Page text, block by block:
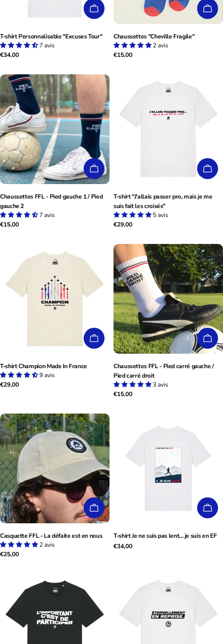
CHOISISSEZ LES OPTIONS
T-shirt Personnalisable "Excuses Tour"
7 avis
Prix
habituel
€34,00
Chaussettes "Cheville Fragile"
2 avis
Prix
€15,00
CHOISISSEZ LES OPTIONS
Chaussettes FFL - Pied gauche 1 / Pied
gauche 2
7 avis
Prix
€15,00
T-shirt "J'allais passer pro, mais je me
suis fait les croisés"
5 avis
Prix
habituel
€29,00
CHOISISSEZ LES OPTIONS
T-shirt Champion Made In France
9 avis
Prix
€29,00
Chaussettes FFL - Pied carré gauche /
Pied carré droit
3 avis
Prix
€15,00
CHOISISSEZ LES OPTIONS
Casquette FFL - La défaite est en nous
2 avis
Prix
€25,00
T-shirt Je ne suis pas lent... je suis en EF
Prix
€34,00